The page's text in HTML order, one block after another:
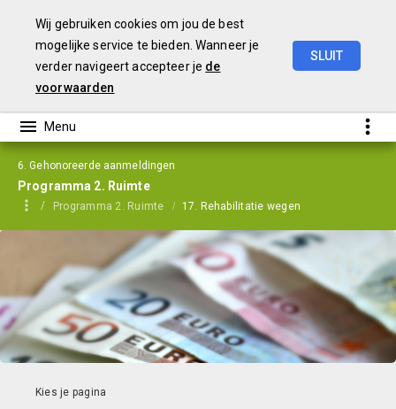
Wij gebruiken cookies om jou de best
mogelijke service te bieden. Wanneer je
verder navigeert accepteer je de
voorwaarden
SLUIT
6. Gehonoreerde aanmeldingen
Programma 2. Ruimte
Programma 2. Ruimte 17. Rehabilitatie wegen